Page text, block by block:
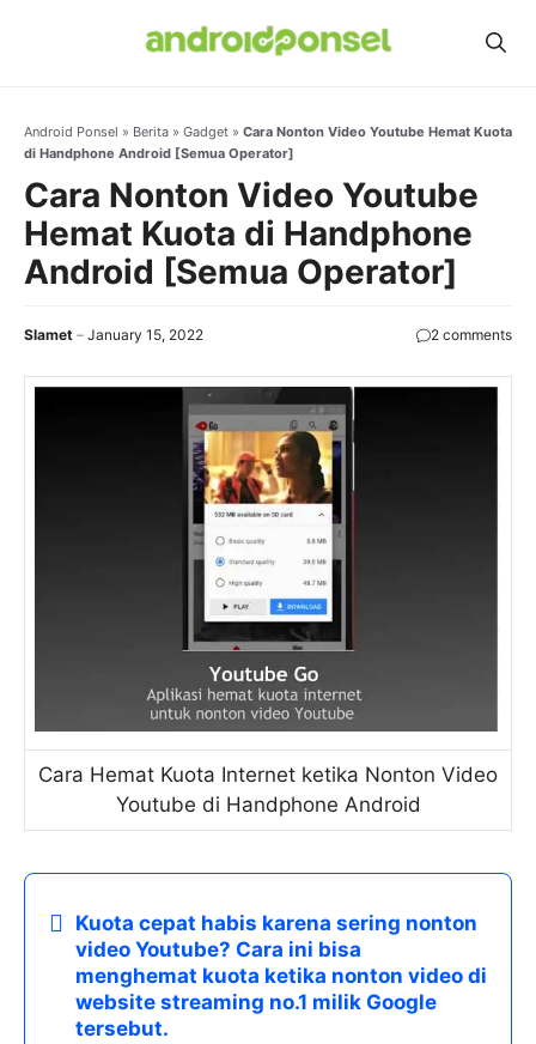
Android Ponsel » Berita » Gadget » Cara Nonton Video Youtube Hemat Kuota
di Handphone Android [Semua Operator]
Cara Nonton Video Youtube
Hemat Kuota di Handphone
Android [Semua Operator]
Slamet January 15, 2022 2 comments
Cara Hemat Kuota Internet ketika Nonton Video
Youtube di Handphone Android
Kuota cepat habis karena sering nonton
video Youtube? Cara ini bisa
menghemat kuota ketika nonton video di
website streaming no.1 milik Google
tersebut.